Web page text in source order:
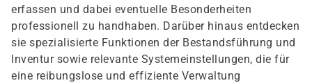
erfassen und dabei eventuelle Besonderheiten
professionell zu handhaben. Darüber hinaus entdecken
sie spezialisierte Funktionen der Bestandsführung und
Inventur sowie relevante Systemeinstellungen, die für
eine reibungslose und effiziente Verwaltung